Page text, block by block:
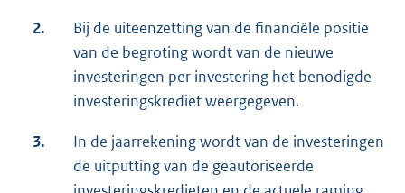
2.
Bij de uiteenzetting van de financiële positie
van de begroting wordt van de nieuwe
investeringen per investering het benodigde
investeringskrediet weergegeven.
3.
In de jaarrekening wordt van de investeringen
de uitputting van de geautoriseerde